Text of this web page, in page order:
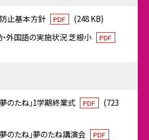
止基本方針 PDF
(248 KB)
外国語の実施状況 芝根小
PDF
のたね」1学期終業式 PDF
(723
のたね」夢のたね講演会
PDF